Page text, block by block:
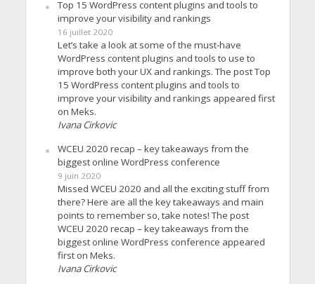
Top 15 WordPress content plugins and tools to
improve your visibility and rankings
16 juillet 2020
Let’s take a look at some of the must-have
WordPress content plugins and tools to use to
improve both your UX and rankings. The post Top
15 WordPress content plugins and tools to
improve your visibility and rankings appeared first
on Meks.
Ivana Cirkovic
WCEU 2020 recap – key takeaways from the
biggest online WordPress conference
9 juin 2020
Missed WCEU 2020 and all the exciting stuff from
there? Here are all the key takeaways and main
points to remember so, take notes! The post
WCEU 2020 recap – key takeaways from the
biggest online WordPress conference appeared
first on Meks.
Ivana Cirkovic